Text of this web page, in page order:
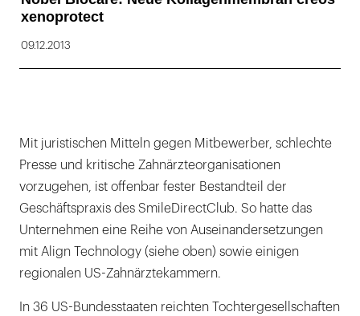
xenoprotect
09.12.2013
Mit juristischen Mitteln gegen Mitbewerber, schlechte
Presse und kritische Zahnärzteorganisationen
vorzugehen, ist offenbar fester Bestandteil der
Geschäftspraxis des SmileDirectClub. So hatte das
Unternehmen eine Reihe von Auseinandersetzungen
mit Align Technology (siehe oben) sowie einigen
regionalen US-Zahnärztekammern.
In 36 US-Bundesstaaten reichten Tochtergesellschaften